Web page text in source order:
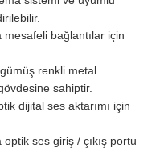
bağlantılar için
gümüş renkli metal
sahiptir.
dijital ses aktarımı için
ses giriş / çıkış portu